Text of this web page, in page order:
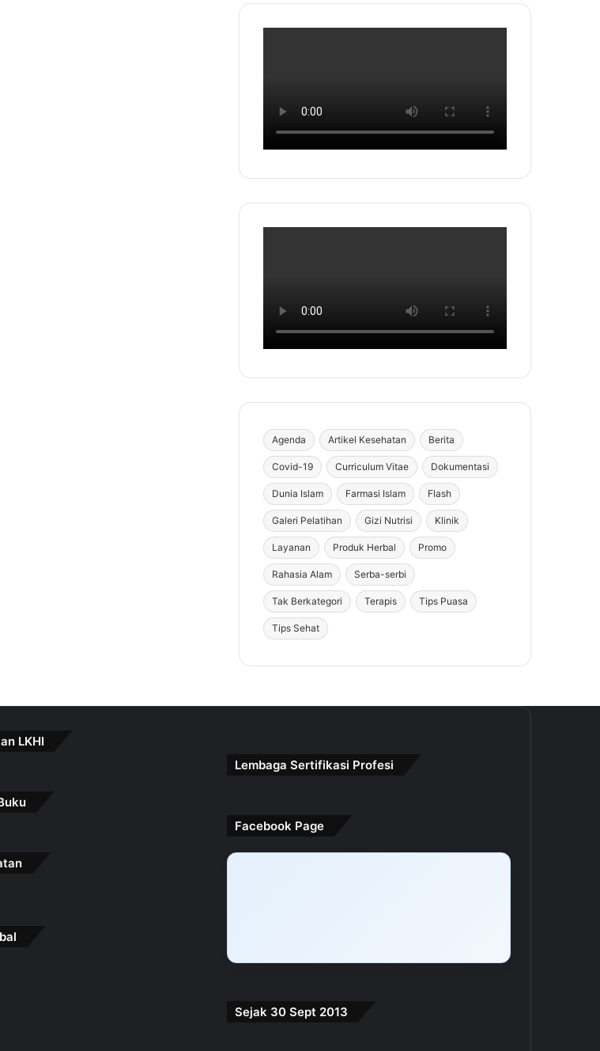
Agenda Artikel Kesehatan Berita
Covid-19 Curriculum Vitae Dokumentasi
Dunia Islam Farmasi Islam Flash
Galeri Pelatihan Gizi Nutrisi Klinik
Layanan Produk Herbal Promo
Rahasia Alam Serba-serbi
Tak Berkategori Terapis Tips Puasa
Tips Sehat
LKHI
Lembaga Sertifikasi Profesi
Facebook Page
Sejak 30 Sept 2013